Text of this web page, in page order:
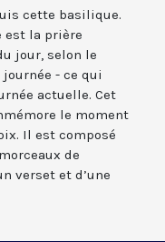
cette basilique.
est la prière
jour, selon le
- ce qui
actuelle. Cet
le moment
Il est composé
de
verset et d’une